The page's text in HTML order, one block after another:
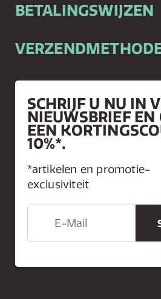
BETALINGSWIJZEN
SCHRIJF U NU IN
NIEUWSBRIEF
EEN
10%*.
*artikelen en promotie-
exclusiviteit